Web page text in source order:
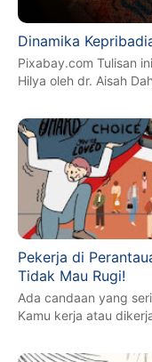
Dinamika
Pixabay.com Tulisan
Hilya oleh dr. Aisah
Pekerja di
Tidak Mau Rugi!
Ada candaan yang
Kamu kerja atau